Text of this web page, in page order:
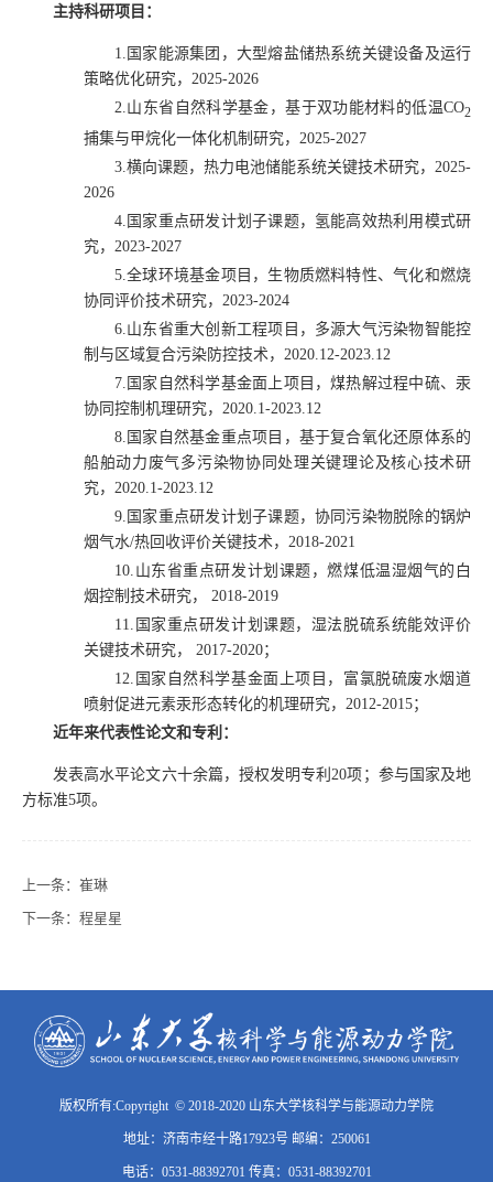
主持科研项目：
1.
国家能源集团，大型熔盐储热系统关键设备及运行
策略优化研究， 2025-2026
2. 山东省自然科学基金，基于双功能材料的低温CO2
捕集与甲烷化一体化机制研究， 2025-2027
3. 横向课题，热力电池储能系统关键技术研究， 2025-
2026
4. 国家重点研发计划子课题，氢能高效热利用模式研
究， 2023-2027
5. 全球环境基金项目，生物质燃料特性、气化和燃烧
协同评价技术研究， 2023-2024
6. 山东省重大创新工程项目，多源大气污染物智能控
制与区域复合污染防控技术， 2020.12-2023.12
7. 国家自然科学基金面上项目，煤热解过程中硫、汞
协同控制机理研究， 2020.1-2023.12
8. 国家自然基金重点项目，基于复合氧化还原体系的
船舶动力废气多污染物协同处理关键理论及核心技术研
究， 2020.1-2023.12
9. 国家重点研发计划子课题，协同污染物脱除的锅炉
烟气水/热回收评价关键技术， 2018-2021
10. 山东省重点研发计划课题，燃煤低温湿烟气的白
烟控制技术研究，
2018-2019
11. 国家重点研发计划课题，湿法脱硫系统能效评价
关键技术研究，
2017-2020；
12. 国家自然科学基金面上项目，富氯脱硫废水烟道
喷射促进元素汞形态转化的机理研究， 2012-2015；
近年来代表性论文和专利：
发表高水平论文六十余篇，授权发明专利 20项；参与国家及地
方标准5项。
上一条： 崔琳
下一条： 程星星
版权所有:Copyright © 2018-2020 山东大学核科学与能源动力学院
地址：济南市经十路17923号 邮编：250061
电话：0531-88392701 传真：0531-88392701